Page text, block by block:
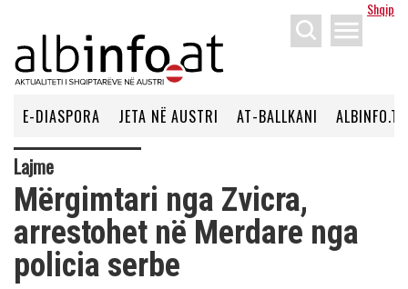
Shqip
menu
E-DIASPORA JETA NË AUSTRI AT-BALLKANI ALBINFO.TV
Lajme
Mërgimtari nga Zvicra,
arrestohet në Merdare nga
policia serbe